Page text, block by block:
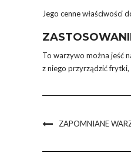
Jego cenne właściwości
To warzywo można jeść
z niego przyrządzić
ZAPOMNIANE